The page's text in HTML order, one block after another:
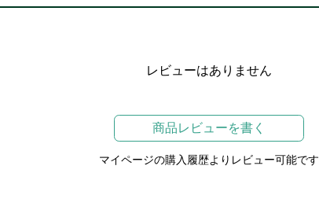
レビューはありません
商品レビューを書く
マイページの購入履歴よりレビュー可能です